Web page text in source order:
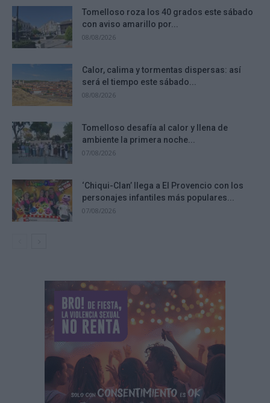
Tomelloso roza los 40 grados este sábado
con aviso amarillo por...
08/08/2026
Calor, calima y tormentas dispersas: así
será el tiempo este sábado...
08/08/2026
Tomelloso desafía al calor y llena de
ambiente la primera noche...
07/08/2026
‘Chiqui-Clan’ llega a El Provencio con los
personajes infantiles más populares...
07/08/2026